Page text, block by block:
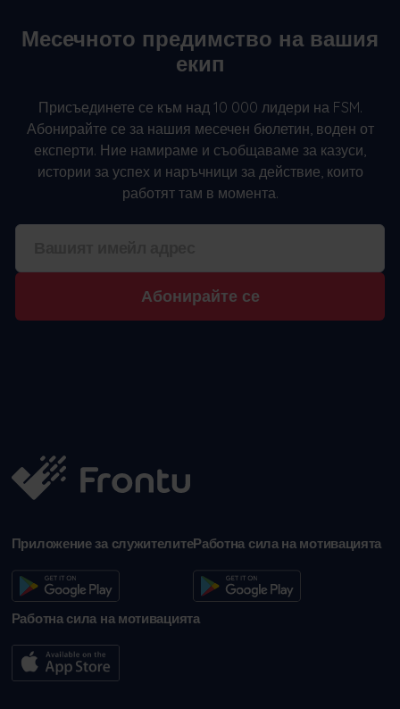
Месечното предимство на вашия
екип
Присъединете се към над 10 000 лидери на FSM.
Абонирайте се за нашия месечен бюлетин, воден от
експерти. Ние намираме и съобщаваме за казуси,
истории за успех и наръчници за действие, които
работят там в момента.
Абонирайте се
Приложение за служителитеРаботна сила на мотивацията
Работна сила на мотивацията